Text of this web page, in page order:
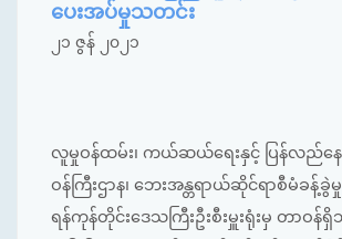
ပေးအပ်မှုသတင်း
၂၁ ဇွန် ၂၀၂၁
လူမှုဝန်ထမ်း၊ ကယ်ဆယ်ရေးနှင့် ပြန်လည်နေ
ဝန်ကြီးဌာန၊ ဘေးအန္တရာယ်ဆိုင်ရာစီမံခန့်ခွဲမှု
ရန်ကုန်တိုင်းဒေသကြီးဦးစီးမှူးရုံးမှ တာဝန်ရှိ